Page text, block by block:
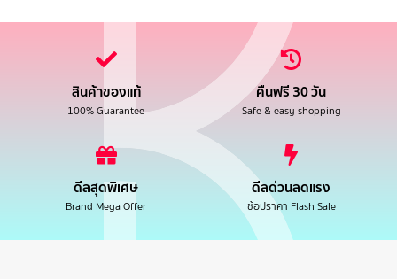
สินค้าของแท้
100% Guarantee
คืนฟรี 30 วัน
Safe & easy shopping
ดีลสุดพิเศษ
Brand Mega Offer
ดีลด่วนลดแรง
ช้อปราคา Flash Sale